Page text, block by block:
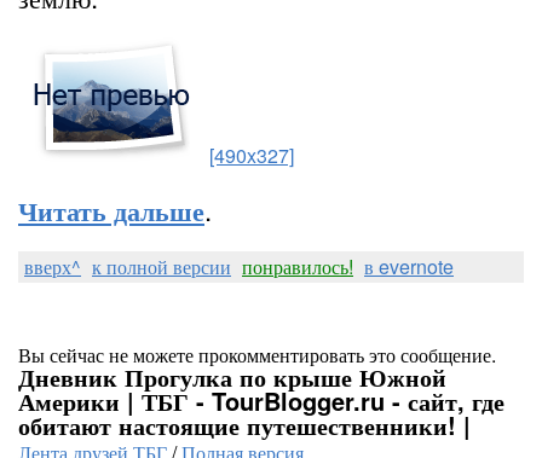
[490x327]
Читать дальше.
вверх^ к полной версии понравилось! в evernote
Вы сейчас не можете прокомментировать это сообщение.
Дневник Прогулка по крыше Южной
Америки | ТБГ - TourBlogger.ru - сайт, где
обитают настоящие путешественники! |